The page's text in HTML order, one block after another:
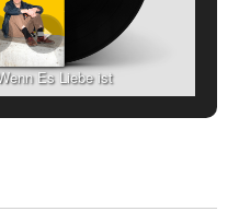
Es Liebe ist